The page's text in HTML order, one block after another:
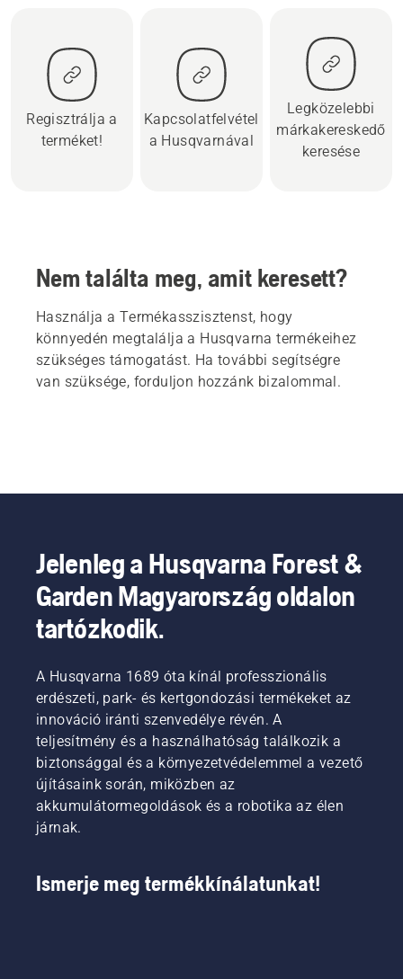
Regisztrálja a
terméket!
Kapcsolatfelvétel
a Husqvarnával
Legközelebbi
márkakereskedő
keresése
Nem találta meg, amit keresett?
Használja a Termékasszisztenst, hogy
könnyedén megtalálja a Husqvarna termékeihez
szükséges támogatást. Ha további segítségre
van szüksége, forduljon hozzánk bizalommal.
Jelenleg a Husqvarna Forest &
Garden Magyarország oldalon
tartózkodik.
A Husqvarna 1689 óta kínál professzionális
erdészeti, park- és kertgondozási termékeket az
innováció iránti szenvedélye révén. A
teljesítmény és a használhatóság találkozik a
biztonsággal és a környezetvédelemmel a vezető
újításaink során, miközben az
akkumulátormegoldások és a robotika az élen
járnak.
Ismerje meg termékkínálatunkat!